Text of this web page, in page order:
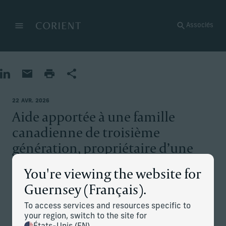
MenuRetour à la page d’accueil
You're viewing the website for
Guernsey (Français).
To access services and resources specific to
your region, switch to the site for
Associés
Partager sur LinkedIn
Partager par e-mail
Imprimer la page
Partager
22 AVR. 2026
Aide apportée à une famille
canadienne de troisième
génération, propriétaire d’une
entreprise, pour mettre en place
des structures de gouvernance
formelles